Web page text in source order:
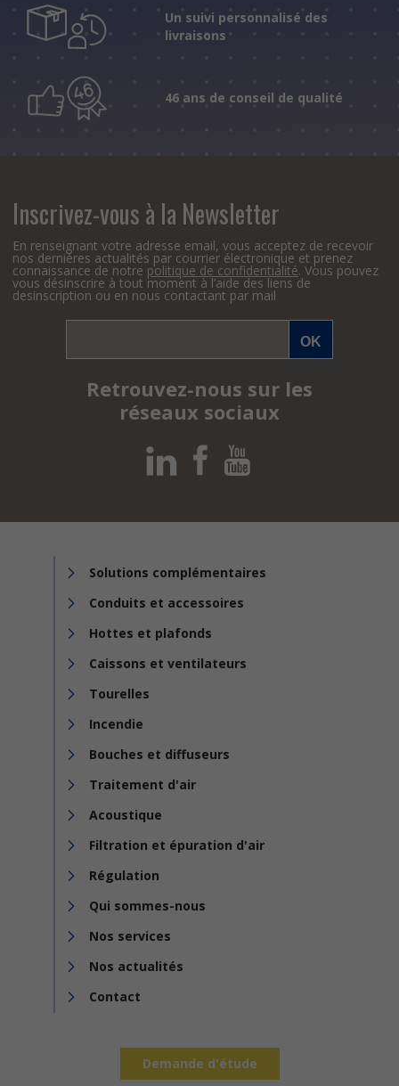
Un suivi personnalisé des
livraisons
46 ans de conseil de qualité
Inscrivez-vous à la Newsletter
En renseignant votre adresse email, vous acceptez de recevoir
nos dernières actualités par courrier électronique et prenez
connaissance de notre politique de confidentialité. Vous pouvez
vous désinscrire à tout moment à l’aide des liens de
desinscription ou en nous contactant par mail
Retrouvez-nous sur les
réseaux sociaux
Solutions complémentaires
Conduits et accessoires
Hottes et plafonds
Caissons et ventilateurs
Tourelles
Incendie
Bouches et diffuseurs
Traitement d'air
Acoustique
Filtration et épuration d'air
Régulation
Qui sommes-nous
Nos services
Nos actualités
Contact
Demande d'étude